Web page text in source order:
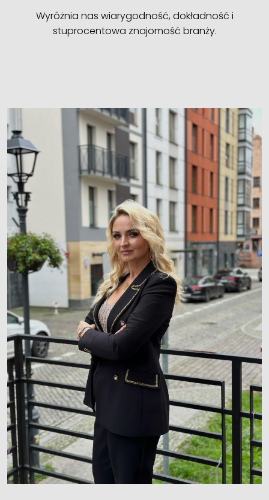
Wyróżnia nas wiarygodność, dokładność i
stuprocentowa znajomość branży.